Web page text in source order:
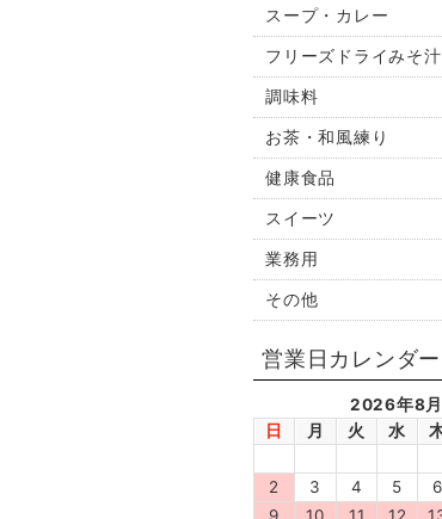
スープ・カレー
フリーズドライみそ汁
調味料
お茶・和風練り
健康食品
スイーツ
業務用
その他